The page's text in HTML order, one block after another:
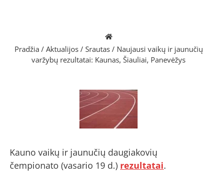
Pradžia / Aktualijos/ Srautas/ Naujausi vaikų ir jaunučių
varžybų rezultatai: Kaunas, Šiauliai, Panevėžys
Kauno vaikų ir jaunučių daugiakovių
čempionato (vasario 19 d.) rezultatai.